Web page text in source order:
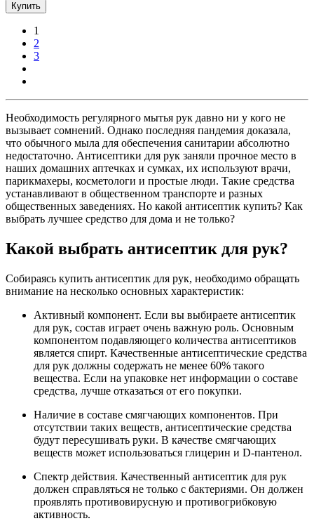
Купить
1
2
3
Необходимость регулярного мытья рук давно ни у кого не
вызывает сомнений. Однако последняя пандемия доказала,
что обычного мыла для обеспечения санитарии абсолютно
недостаточно. Антисептики для рук заняли прочное место в
наших домашних аптечках и сумках, их используют врачи,
парикмахеры, косметологи и простые люди. Такие средства
устанавливают в общественном транспорте и разных
общественных заведениях. Но какой антисептик купить? Как
выбрать лучшее средство для дома и не только?
Какой выбрать антисептик для рук?
Собираясь купить антисептик для рук, необходимо обращать
внимание на несколько основных характеристик:
Активный компонент. Если вы выбираете антисептик
для рук, состав играет очень важную роль. Основным
компонентом подавляющего количества антисептиков
является спирт. Качественные антисептические средства
для рук должны содержать не менее 60% такого
вещества. Если на упаковке нет информации о составе
средства, лучше отказаться от его покупки.
Наличие в составе смягчающих компонентов. При
отсутствии таких веществ, антисептические средства
будут пересушивать руки. В качестве смягчающих
веществ может использоваться глицерин и D-пантенол.
Спектр действия. Качественный антисептик для рук
должен справляться не только с бактериями. Он должен
проявлять противовирусную и противогрибковую
активность.